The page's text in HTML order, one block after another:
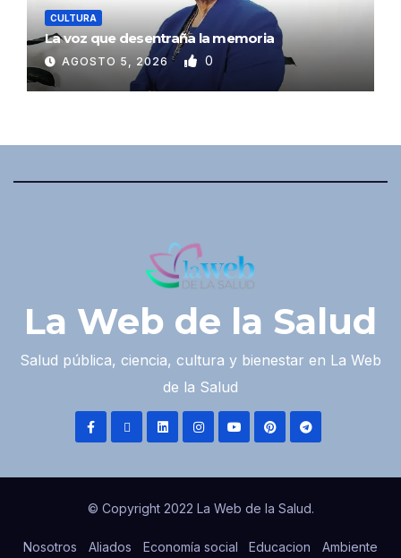
CULTURA
La voz que desentraña la memoria
AGOSTO 5, 2026 0
La Web de la Salud
Salud pública, ciencia, cultura y bienestar en La Web
de la Salud
© Copyright 2022 La Web de la Salud.
Nosotros Aliados Economía social Educacion Ambiente